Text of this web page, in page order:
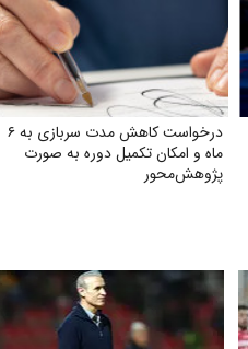
درخواست کاهش مدت سربازی به ۶
ماه و امکان تکمیل دوره به صورت
پژوهش‌محور